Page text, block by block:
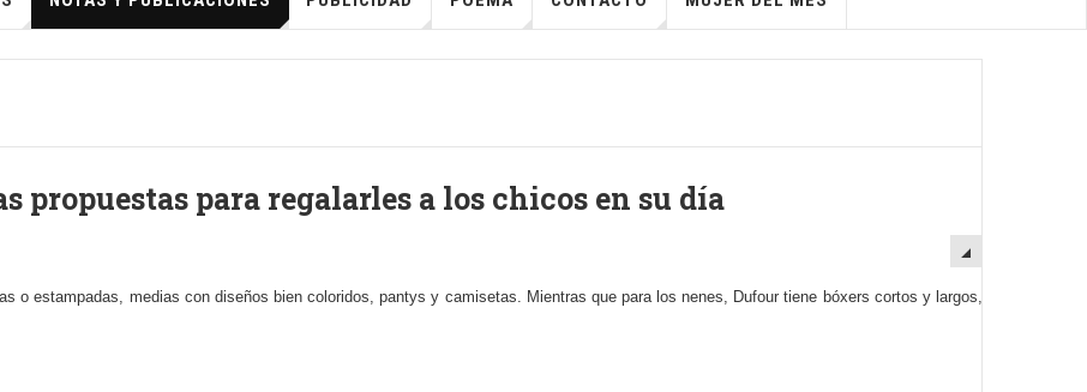
propuestas para regalarles a los chicos en su día
o estampadas, medias con diseños bien coloridos, pantys y camisetas. Mientras que para los nenes, Dufour tiene bóxers cortos y largos,